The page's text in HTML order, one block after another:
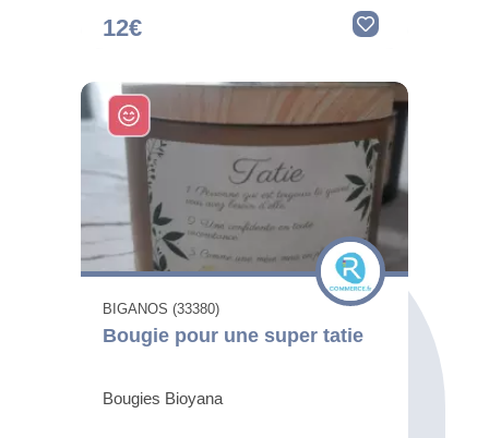
12€
BIGANOS (33380)
Bougie pour une super tatie
Bougies Bioyana